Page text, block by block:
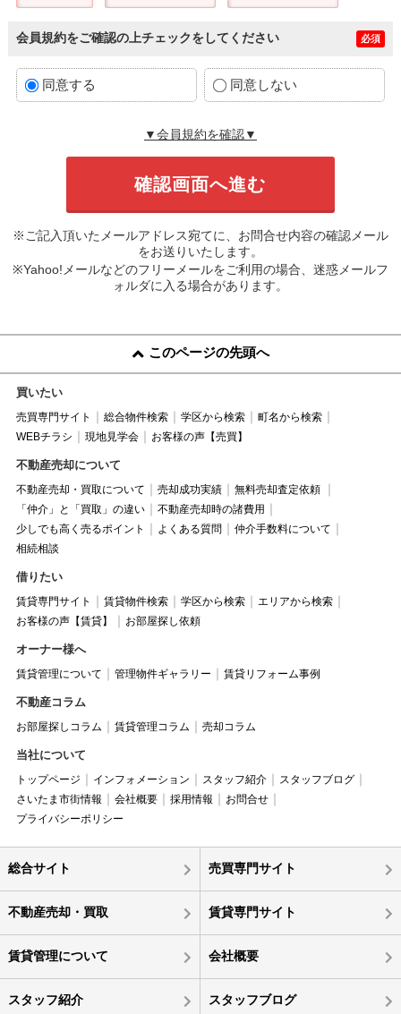
会員規約をご確認の上チェックをしてください 必須
同意する 同意しない
▼会員規約を確認▼
※ご記入頂いたメールアドレス宛てに、お問合せ内容の確認メール
をお送りいたします。
※Yahoo!メールなどのフリーメールをご利用の場合、迷惑メールフ
ォルダに入る場合があります。
このページの先頭へ
買いたい
売買専門サイト 総合物件検索 学区から検索
町名から検索
WEBチラシ
現地見学会 お客様の声【売買】
不動産売却について
不動産売却・買取について 売却成功実績
無料売却査定依頼
「仲介」と「買取」の違い
不動産売却時の諸費用
少しでも高く売るポイント
よくある質問
仲介手数料について
相続相談
借りたい
賃貸専門サイト 賃貸物件検索 学区から検索
エリアから検索
お客様の声【賃貸】
お部屋探し依頼
オーナー様へ
賃貸管理について 管理物件ギャラリー 賃貸リフォーム事例
不動産コラム
お部屋探しコラム 賃貸管理コラム 売却コラム
当社について
トップページ インフォメーション スタッフ紹介
スタッフブログ
さいたま市街情報
会社概要 採用情報
お問合せ
プライバシーポリシー
総合サイト 売買専門サイト
不動産売却・買取 賃貸専門サイト
賃貸管理について 会社概要
スタッフ紹介 スタッフブログ